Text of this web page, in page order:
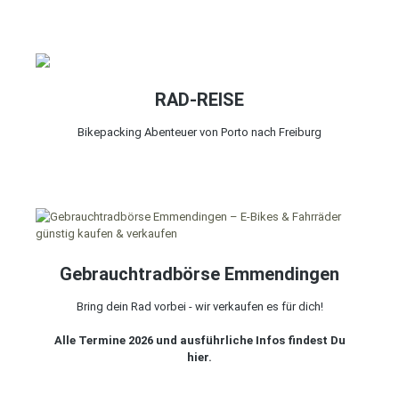
RAD-REISE
Bikepacking Abenteuer von Porto nach Freiburg
Gebrauchtradbörse Emmendingen
Bring dein Rad vorbei - wir verkaufen es für dich!
Alle Termine 2026 und ausführliche Infos findest Du
hier.